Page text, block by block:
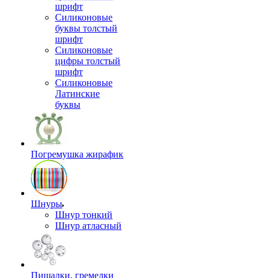
шрифт
Силиконовые
буквы толстый
шрифт
Силиконовые
цифры толстый
шрифт
Силиконовые
Латинские
буквы
Погремушка жирафик
Шнуры
Шнур тонкий
Шнур атласный
Пищалки, гремелки